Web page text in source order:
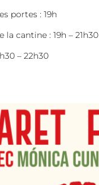
portes : 19h
la cantine : 19h – 21h30
– 22h30